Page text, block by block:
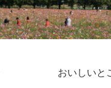
おいしいと